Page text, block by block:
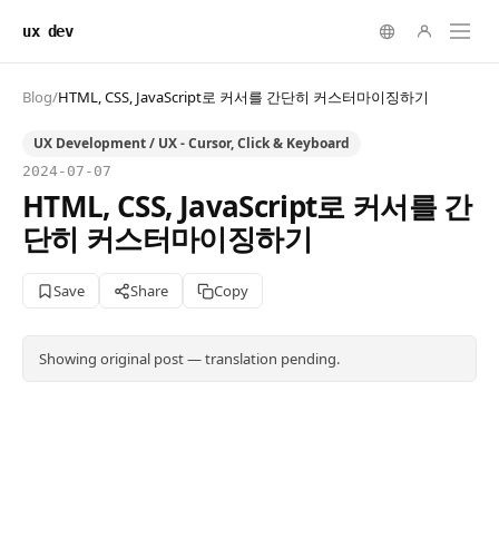
ux dev
Blog/HTML, CSS, JavaScript로 커서를 간단히 커스터마이징하기
UX Development / UX - Cursor, Click & Keyboard
2024-07-07
HTML, CSS, JavaScript로 커서를 간
단히 커스터마이징하기
Save Share Copy
Showing original post — translation pending.